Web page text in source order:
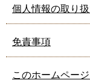
個人情報の取り
免責事項
このホームペー